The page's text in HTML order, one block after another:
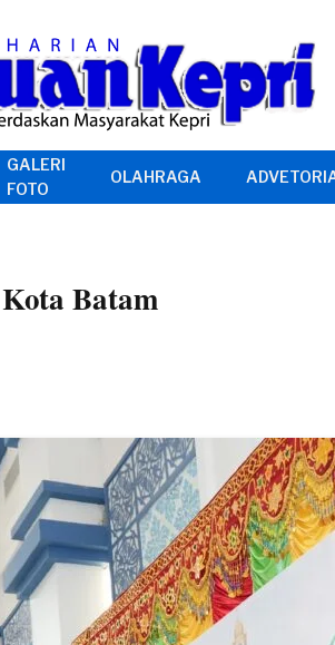
GALERI
FOTO
OLAHRAGA
Batam